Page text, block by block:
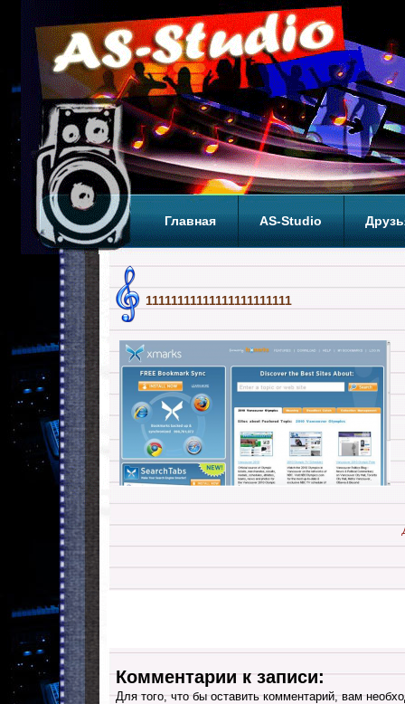
Главная AS-Studio
11111111111111111111111
Комментарии к записи:
Для того, что бы оставить комментарий, вам